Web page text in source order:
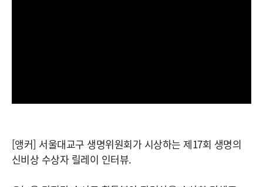
[앵커] 서울대교구 생명위원회가 시상하는 제17회 생명의
신비상 수상자 릴레이 인터뷰.